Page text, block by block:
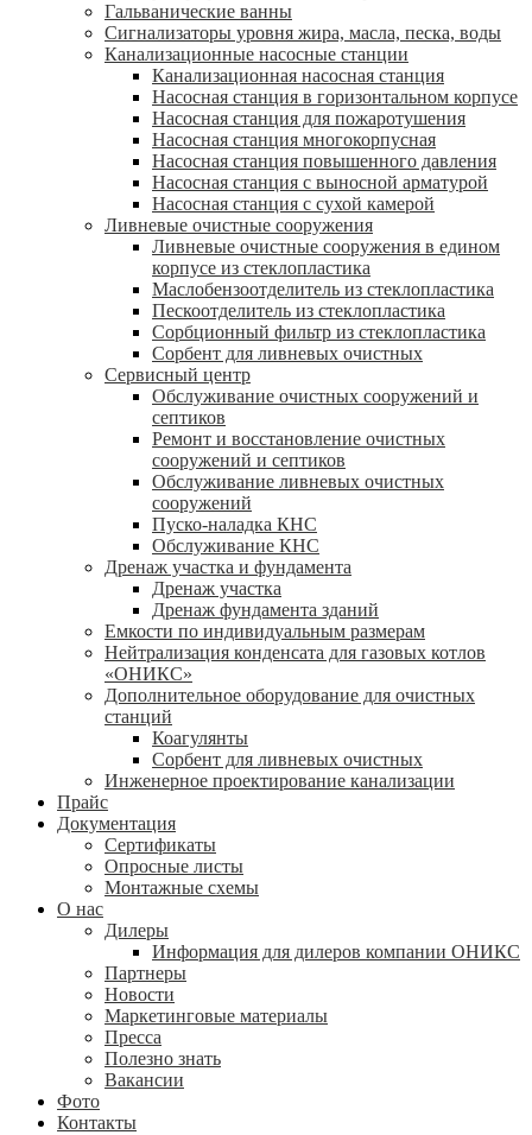
Гальванические ванны
Сигнализаторы уровня жира, масла, песка, воды
Канализационные насосные станции
Канализационная насосная станция
Насосная станция в горизонтальном корпусе
Насосная станция для пожаротушения
Насосная станция многокорпусная
Насосная станция повышенного давления
Насосная станция с выносной арматурой
Насосная станция с сухой камерой
Ливневые очистные сооружения
Ливневые очистные сооружения в едином
корпусе из стеклопластика
Маслобензоотделитель из стеклопластика
Пескоотделитель из стеклопластика
Сорбционный фильтр из стеклопластика
Сорбент для ливневых очистных
Сервисный центр
Обслуживание очистных сооружений и
септиков
Ремонт и восстановление очистных
сооружений и септиков
Обслуживание ливневых очистных
сооружений
Пуско-наладка КНС
Обслуживание КНС
Дренаж участка и фундамента
Дренаж участка
Дренаж фундамента зданий
Емкости по индивидуальным размерам
Нейтрализация конденсата для газовых котлов
«ОНИКС»
Дополнительное оборудование для очистных
станций
Коагулянты
Сорбент для ливневых очистных
Инженерное проектирование канализации
Прайс
Документация
Сертификаты
Опросные листы
Монтажные схемы
О нас
Дилеры
Информация для дилеров компании ОНИКС
Партнеры
Новости
Маркетинговые материалы
Пресса
Полезно знать
Вакансии
Фото
Контакты